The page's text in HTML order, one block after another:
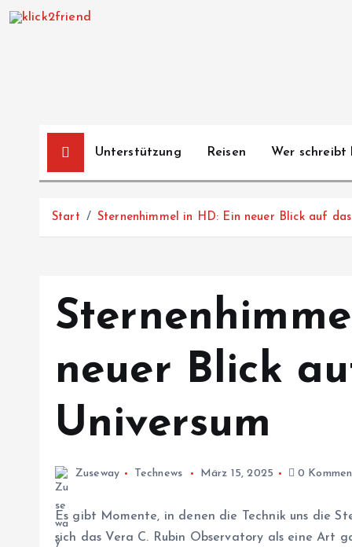
Unterstützung Reisen Wer schreibt
Start Sternenhimmel in HD: Ein neuer Blick auf das
neuer Blick
Universum
Zuseway Technews März 15, 2025 0
Es gibt Momente, in denen die Technik uns die
sich das Vera C. Rubin Observatory als eine Art